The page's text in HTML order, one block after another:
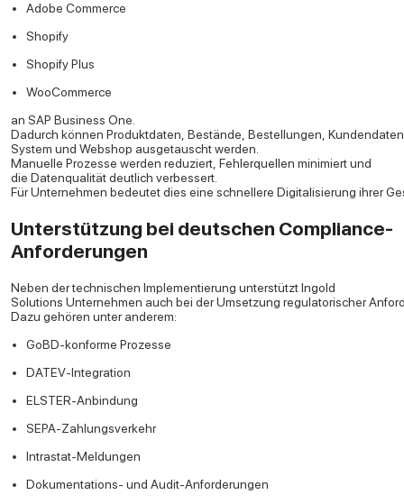
Adobe Commerce
Shopify
Shopify Plus
WooCommerce
an SAP Business One.
Dadurch können Produktdaten, Bestände, Bestellungen,
System und Webshop ausgetauscht werden.
Manuelle Prozesse werden reduziert, Fehlerquellen minimiert und
die Datenqualität deutlich verbessert.
Für Unternehmen bedeutet dies eine schnellere Digitalisierung ihrer
Unterstützung bei deutschen Compliance-
Anforderungen
Neben der technischen Implementierung unterstützt Ingold
Solutions Unternehmen auch bei der Umsetzung regulatorischer
Dazu gehören unter anderem:
GoBD-konforme Prozesse
DATEV-Integration
ELSTER-Anbindung
SEPA-Zahlungsverkehr
Intrastat-Meldungen
Dokumentations- und Audit-Anforderungen